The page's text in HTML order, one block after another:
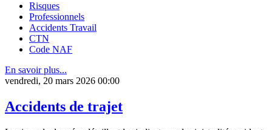
Risques
Professionnels
Accidents Travail
CTN
Code NAF
En savoir plus...
vendredi, 20 mars 2026 00:00
Accidents de trajet